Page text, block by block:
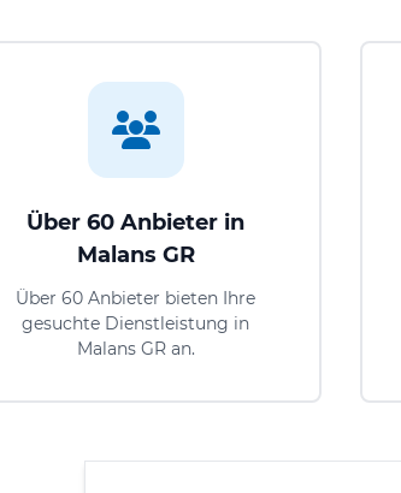
Über 60 Anbieter in
Malans GR
Über 60 Anbieter bieten Ihre
gesuchte Dienstleistung in
Malans GR an.